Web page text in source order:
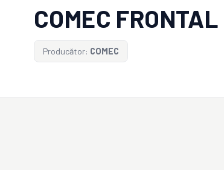
COMEC
Producător: COMEC